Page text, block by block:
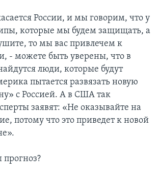
России, и мы говорим, что у
которые мы будем защищать, а
то мы вас привлечем к
- можете быть уверены, что в
люди, которые будут
пытается развязать новую
с Россией. А в США так
заявят: «Не оказывайте на
потому что это приведет к новой